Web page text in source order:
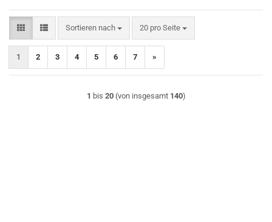
Sortieren nach
Sortieren nach 20 pro Seite
pro Seite
1 2 3 4 5 6 7 »
1 bis 20(von insgesamt 140)